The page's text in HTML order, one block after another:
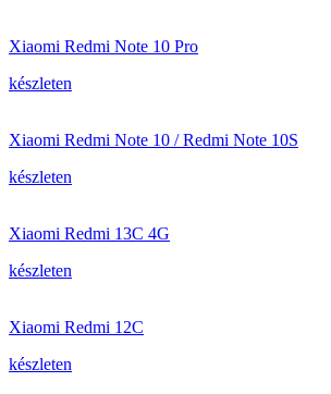
Xiaomi Redmi Note 10 Pro
készleten
Xiaomi Redmi Note 10 / Redmi Note 10S
készleten
Xiaomi Redmi 13C 4G
készleten
Xiaomi Redmi 12C
készleten